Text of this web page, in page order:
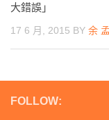
大錯誤」
17 6 月, 2015 BY 余
FOLLOW: